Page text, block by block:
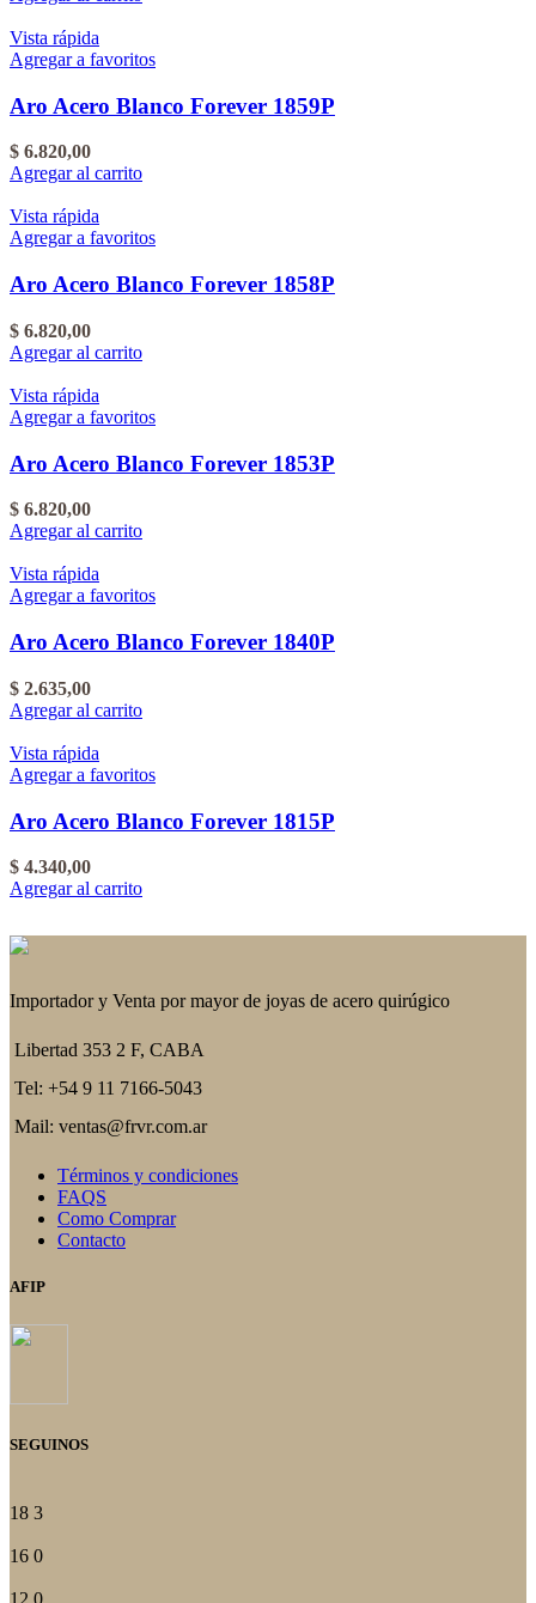
Vista rápida
Agregar a favoritos
Aro Acero Blanco Forever 1859P
$ 6.820,00
Agregar al carrito
Vista rápida
Agregar a favoritos
Aro Acero Blanco Forever 1858P
$ 6.820,00
Agregar al carrito
Vista rápida
Agregar a favoritos
Aro Acero Blanco Forever 1853P
$ 6.820,00
Agregar al carrito
Vista rápida
Agregar a favoritos
Aro Acero Blanco Forever 1840P
$ 2.635,00
Agregar al carrito
Vista rápida
Agregar a favoritos
Aro Acero Blanco Forever 1815P
$ 4.340,00
Agregar al carrito
Importador y Venta por mayor de joyas de acero quirúgico
Libertad 353 2 F, CABA
Tel: +54 9 11 7166-5043
Mail: ventas@frvr.com.ar
Términos y condiciones
FAQS
Como Comprar
Contacto
AFIP
SEGUINOS
18 3
16 0
12 0